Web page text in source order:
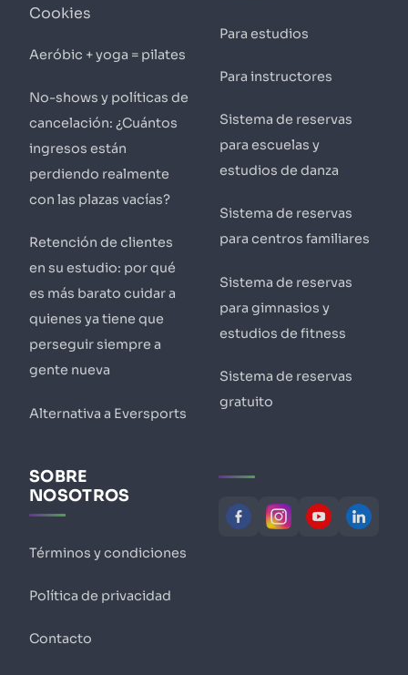
Cookies
Aeróbic + yoga = pilates
No-shows y políticas de
cancelación: ¿Cuántos
ingresos están
perdiendo realmente
con las plazas vacías?
Retención de clientes
en su estudio: por qué
es más barato cuidar a
quienes ya tiene que
perseguir siempre a
gente nueva
Alternativa a Eversports
Para estudios
Para instructores
Sistema de reservas
para escuelas y
estudios de danza
Sistema de reservas
para centros familiares
Sistema de reservas
para gimnasios y
estudios de fitness
Sistema de reservas
gratuito
SOBRE
NOSOTROS
Términos y condiciones
Política de privacidad
Contacto